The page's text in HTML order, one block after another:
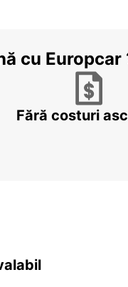
cu Europcar
Fără costuri